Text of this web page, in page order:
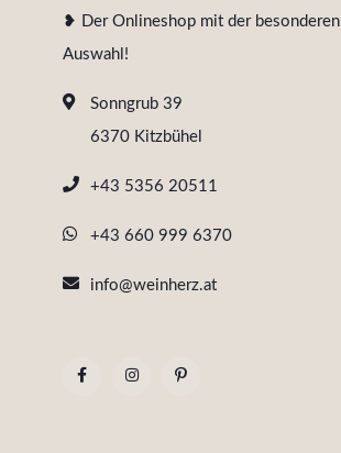
❥ Der Onlineshop mit der besonderen
Auswahl!
Sonngrub 39
6370 Kitzbühel
+43 5356 20511
+43 660 999 6370
info@weinherz.at